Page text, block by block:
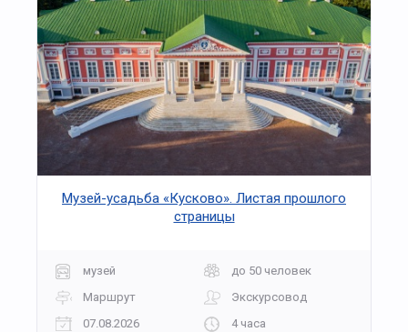
Музей-усадьба «Кусково». Листая прошлого
страницы
музей
до 50 человек
Маршрут
Экскурсовод
07.08.2026
4 часа